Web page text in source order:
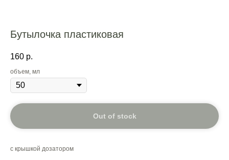
Бутылочка пластиковая
160 р.
объем, мл
Out of stock
с крышкой дозатором